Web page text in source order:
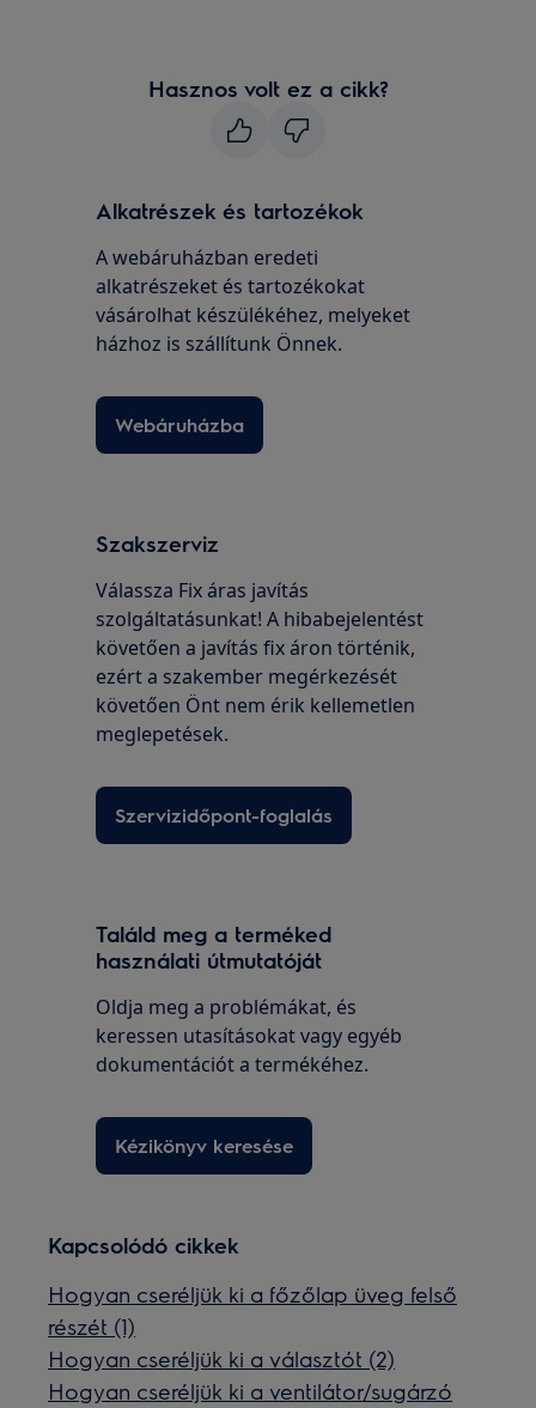
Hasznos volt ez a cikk?
Alkatrészek és tartozékok
A webáruházban eredeti
alkatrészeket és tartozékokat
vásárolhat készülékéhez, melyeket
házhoz is szállítunk Önnek.
Webáruházba
Szakszerviz
Válassza Fix áras javítás
szolgáltatásunkat! A hibabejelentést
követően a javítás fix áron történik,
ezért a szakember megérkezését
követően Önt nem érik kellemetlen
meglepetések.
Szervizidőpont-foglalás
Találd meg a terméked
használati útmutatóját
Oldja meg a problémákat, és
keressen utasításokat vagy egyéb
dokumentációt a termékéhez.
Kézikönyv keresése
Kapcsolódó cikkek
Hogyan cseréljük ki a főzőlap üveg felső
részét (1)
Hogyan cseréljük ki a választót (2)
Hogyan cseréljük ki a ventilátor/sugárzó